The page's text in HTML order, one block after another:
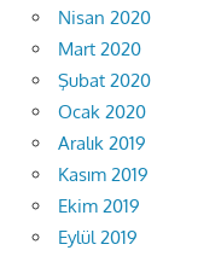
Nisan 2020
Mart 2020
Şubat 2020
Ocak 2020
Aralık 2019
Kasım 2019
Ekim 2019
Eylül 2019